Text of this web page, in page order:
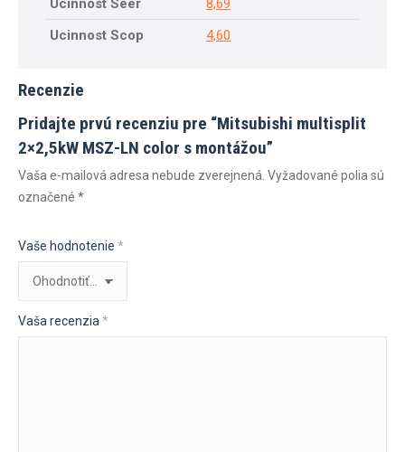
Ucinnost Seer
8,69
Ucinnost Scop
4,60
Recenzie
Pridajte prvú recenziu pre “Mitsubishi multisplit
2×2,5kW MSZ-LN color s montážou”
Vaša e-mailová adresa nebude zverejnená. Vyžadované polia sú
označené *
Vaše hodnotenie *
Vaša recenzia *